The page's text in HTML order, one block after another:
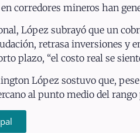
corredores mineros han
López subrayó que un
retrasa inversiones y
plazo, “el costo real se
López sostuvo que,
al punto medio del rango